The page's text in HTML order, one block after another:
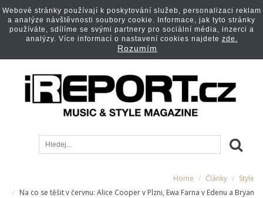
Home Články
Style
Na co se těšit v červnu: Alice Cooper v Plzni, Ewa Farna v Edenu a Bryan
Webové stránky používají k poskytování služeb, personalizaci reklam
a analýze návštěvnosti soubory cookie. Informace, jak tyto stránky
používáte, sdílíme se svými partnery pro sociální média, inzerci a
analýzy. Více informací o nastavení cookies najdete zde.
Rozumím